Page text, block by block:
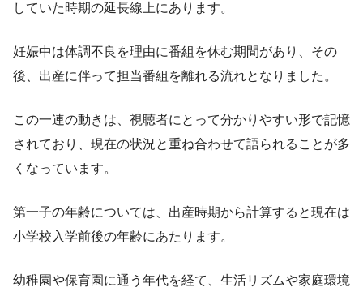
していた時期の延長線上にあります。
妊娠中は体調不良を理由に番組を休む期間があり、その
後、出産に伴って担当番組を離れる流れとなりました。
この一連の動きは、視聴者にとって分かりやすい形で記憶
されており、現在の状況と重ね合わせて語られることが多
くなっています。
第一子の年齢については、出産時期から計算すると現在は
小学校入学前後の年齢にあたります。
幼稚園や保育園に通う年代を経て、生活リズムや家庭環境